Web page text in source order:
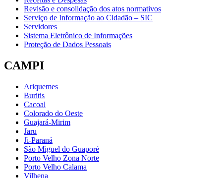
Revisão e consolidação dos atos normativos
Serviço de Informação ao Cidadão – SIC
Servidores
Sistema Eletrônico de Informações
Proteção de Dados Pessoais
CAMPI
Ariquemes
Buritis
Cacoal
Colorado do Oeste
Guajará-Mirim
Jaru
Ji-Paraná
São Miguel do Guaporé
Porto Velho Zona Norte
Porto Velho Calama
Vilhena